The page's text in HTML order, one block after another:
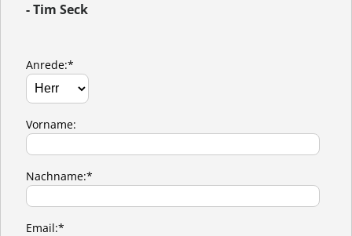
- Tim Seck
Anrede:*
Vorname:
Nachname:*
Email:*